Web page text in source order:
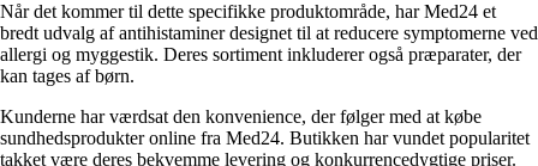
Når det kommer til dette specifikke produktområde, har Med24 et
bredt udvalg af antihistaminer designet til at reducere symptomerne ved
allergi og myggestik. Deres sortiment inkluderer også præparater, der
kan tages af børn.
Kunderne har værdsat den konvenience, der følger med at købe
sundhedsprodukter online fra Med24. Butikken har vundet popularitet
takket være deres bekvemme levering og konkurrencedygtige priser.